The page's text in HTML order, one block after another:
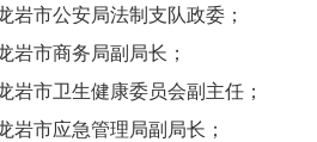
市公安局法制支队政委；
市商务局副局长；
市卫生健康委员会副主任；
市应急管理局副局长；